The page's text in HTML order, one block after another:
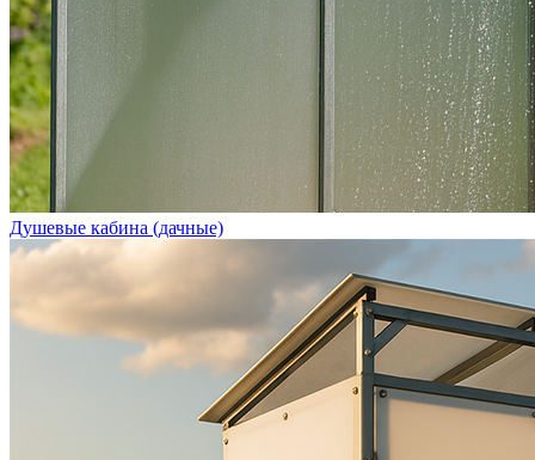
Душевые кабина (дачные)